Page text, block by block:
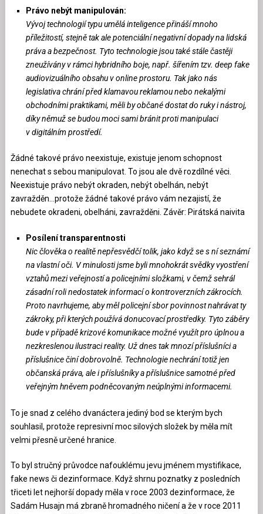
Právo nebýt manipulován:
Vývoj technologií typu umělá inteligence přináší mnoho
příležitostí, stejně tak ale potenciální negativní dopady na lidská
práva a bezpečnost. Tyto technologie jsou také stále častěji
zneužívány v rámci hybridního boje, např. šířením tzv. deep fake
audiovizuálního obsahu v online prostoru. Tak jako nás
legislativa chrání před klamavou reklamou nebo nekalými
obchodními praktikami, měli by občané dostat do ruky i nástroj,
díky němuž se budou moci sami bránit proti manipulaci
v digitálním prostředí.
Žádné takové právo neexistuje, existuje jenom schopnost
nenechat s sebou manipulovat. To jsou ale dvě rozdílné věci.
Neexistuje právo nebýt okraden, nebýt obelhán, nebýt
zavražděn…protože žádné takové právo vám nezajistí, že
nebudete okradeni, obelháni, zavražděni. Závěr: Pirátská naivita
Posílení transparentnosti
Nic člověka o realitě nepřesvědčí tolik, jako když se s ní seznámí
na vlastní oči. V minulosti jsme byli mnohokrát svědky vyostření
vztahů mezi veřejností a policejními složkami, v čemž sehrál
zásadní roli nedostatek informací o kontroverzních zákrocích.
Proto navrhujeme, aby měl policejní sbor povinnost nahrávat ty
zákroky, při kterých používá donucovací prostředky. Tyto záběry
bude v případě krizové komunikace možné využít pro úplnou a
nezkreslenou ilustraci reality. Už dnes tak mnozí příslušníci a
příslušnice činí dobrovolně. Technologie nechrání totiž jen
občanská práva, ale i příslušníky a příslušnice samotné před
veřejným hněvem podněcovaným neúplnými informacemi.
To je snad z celého dvanáctera jediný bod se kterým bych
souhlasil, protože represivní moc silových složek by měla mít
velmi přesně určené hranice.
To byl stručný průvodce nafouklému jevu jménem mystifikace,
fake news či dezinformace. Když shrnu poznatky z posledních
třiceti let nejhorší dopady měla v roce 2003 dezinformace, že
Sadám Husajn má zbraně hromadného ničení a že v roce 2011